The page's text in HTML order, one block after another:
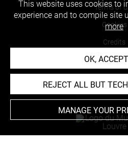
Terms of
Cookies
Credits
Accessibility : non
This website uses cookies to
experience and to compile site
more
OK,
REJECT ALL BUT
MANAGE YOUR